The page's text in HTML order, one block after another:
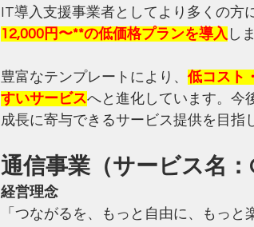
IT導入支援事業者としてより多くの方
12,000円〜**の低価格プランを導入 し
豊富なテンプレートにより、 低コスト
すいサービスへと進化しています。今
成長に寄与できるサービス提供を目指
通信事業（サービス名：
経営理念
「つながるを、もっと自由に、もっと